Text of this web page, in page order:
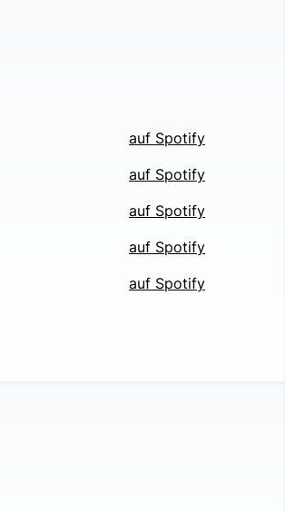
auf Spotify
auf Spotify
auf Spotify
auf Spotify
auf Spotify